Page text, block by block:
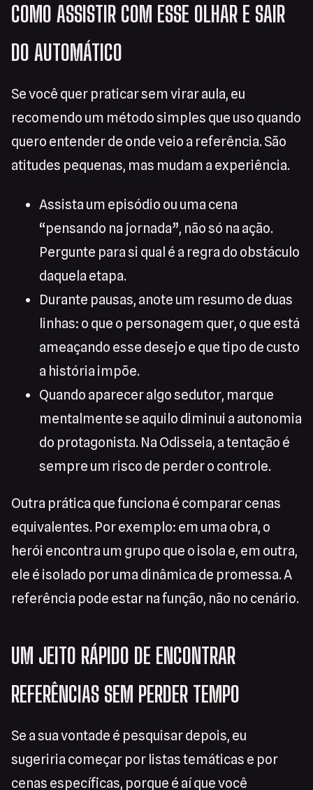
COMO ASSISTIR COM ESSE OLHAR E SAIR
DO AUTOMÁTICO
Se você quer praticar sem virar aula, eu
recomendo um método simples que uso quando
quero entender de onde veio a referência. São
atitudes pequenas, mas mudam a experiência.
Assista um episódio ou uma cena
“pensando na jornada”, não só na ação.
Pergunte para si qual é a regra do obstáculo
daquela etapa.
Durante pausas, anote um resumo de duas
linhas: o que o personagem quer, o que está
ameaçando esse desejo e que tipo de custo
a história impõe.
Quando aparecer algo sedutor, marque
mentalmente se aquilo diminui a autonomia
do protagonista. Na Odisseia, a tentação é
sempre um risco de perder o controle.
Outra prática que funciona é comparar cenas
equivalentes. Por exemplo: em uma obra, o
herói encontra um grupo que o isola e, em outra,
ele é isolado por uma dinâmica de promessa. A
referência pode estar na função, não no cenário.
UM JEITO RÁPIDO DE ENCONTRAR
REFERÊNCIAS SEM PERDER TEMPO
Se a sua vontade é pesquisar depois, eu
sugeriria começar por listas temáticas e por
cenas específicas, porque é aí que você